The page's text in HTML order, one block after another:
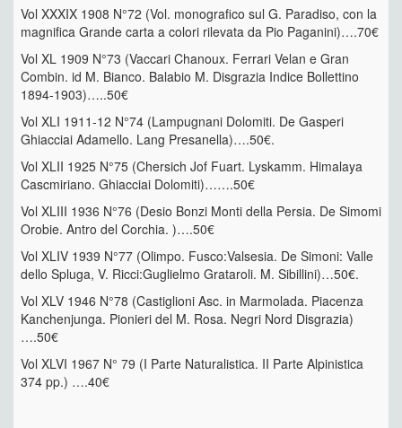
Vol XXXIX 1908 N°72 (Vol. monografico sul G. Paradiso, con la
magnifica Grande carta a colori rilevata da Pio Paganini)….70€
Vol XL 1909 N°73 (Vaccari Chanoux. Ferrari Velan e Gran
Combin. id M. Bianco. Balabio M. Disgrazia Indice Bollettino
1894-1903)…..50€
Vol XLI 1911-12 N°74 (Lampugnani Dolomiti. De Gasperi
Ghiacciai Adamello. Lang Presanella)….50€.
Vol XLII 1925 N°75 (Chersich Jof Fuart. Lyskamm. Himalaya
Cascmiriano. Ghiacciai Dolomiti)…….50€
Vol XLIII 1936 N°76 (Desio Bonzi Monti della Persia. De Simomi
Orobie. Antro del Corchia. )….50€
Vol XLIV 1939 N°77 (Olimpo. Fusco:Valsesia. De Simoni: Valle
dello Spluga, V. Ricci:Guglielmo Grataroli. M. Sibillini)…50€.
Vol XLV 1946 N°78 (Castiglioni Asc. in Marmolada. Piacenza
Kanchenjunga. Pionieri del M. Rosa. Negri Nord Disgrazia)
….50€
Vol XLVI 1967 N° 79 (I Parte Naturalistica. II Parte Alpinistica
374 pp.) ….40€